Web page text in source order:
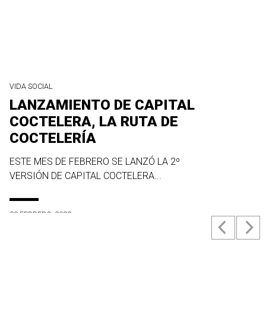
VIDA SOCIAL
LANZAMIENTO DE CAPITAL
COCTELERA, LA RUTA DE
COCTELERÍA
ESTE MES DE FEBRERO SE LANZÓ LA 2º
VERSIÓN DE CAPITAL COCTELERA...
23 FEBRERO, 2022